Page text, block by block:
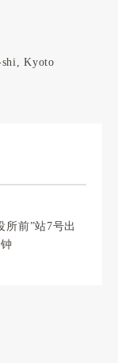
Kyoto
所前”站7号出